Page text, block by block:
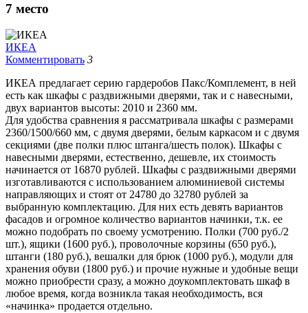
7 место
ИКЕА
Комментировать 3
ИКЕА предлагает серию гардеробов Пакс/Комплемент, в ней
есть как шкафы с раздвижными дверями, так и с навесными,
двух вариантов высоты: 2010 и 2360 мм.
Для удобства сравнения я рассматривала шкафы с размерами
2360/1500/660 мм, с двумя дверями, белым каркасом и с двумя
секциями (две полки плюс штанга/шесть полок). Шкафы с
навесными дверями, естественно, дешевле, их стоимость
начинается от 16870 рублей. Шкафы с раздвижными дверями
изготавливаются с использованием алюминиевой системы
направляющих и стоят от 24780 до 32780 рублей за
выбранную комплектацию. Для них есть девять вариантов
фасадов и огромное количество вариантов начинки, т.к. ее
можно подобрать по своему усмотрению. Полки (700 руб./2
шт.), ящики (1600 руб.), проволочные корзины (650 руб.),
штанги (180 руб.), вешалки для брюк (1000 руб.), модули для
хранения обуви (1800 руб.) и прочие нужные и удобные вещи
можно приобрести сразу, а можно доукомплектовать шкаф в
любое время, когда возникла такая необходимость, вся
«начинка» продается отдельно.